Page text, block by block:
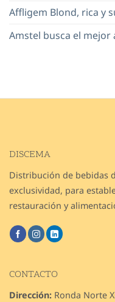
Affligem Blond, rica y
Amstel busca el
DISCEMA
Distribución de bebidas
exclusividad, para
restauración y
CONTACTO
Dirección: Ronda Norte